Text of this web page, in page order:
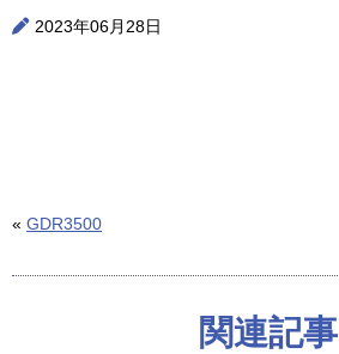
2023年06月28日
« GDR3500
関連記事